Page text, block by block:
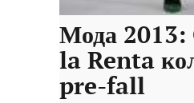
Мода 2013:
la Renta
pre-fall